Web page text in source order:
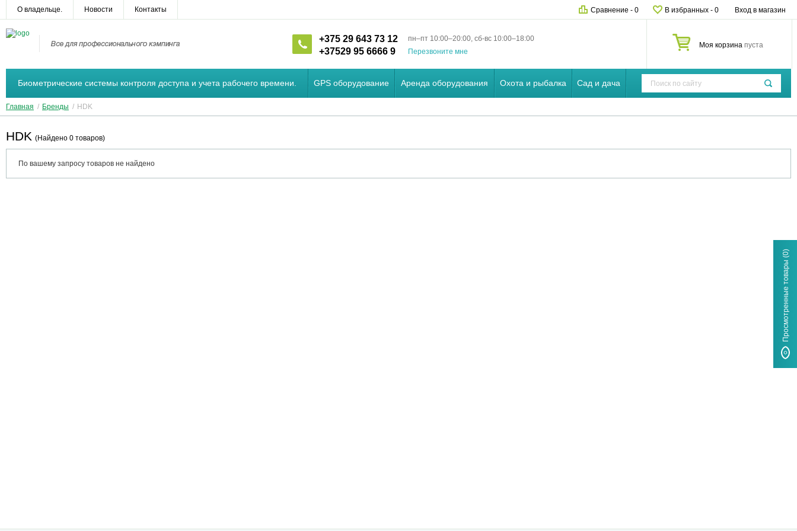
О владельце. Новости Контакты Сравнение - 0 В избранных - 0 Вход в магазин
+375 29 643 73 12
+37529 95 6666 9
пн–пт 10:00–20:00, сб-вс 10:00–18:00
Перезвоните мне
Моя корзина пуста
Биометрические системы контроля доступа и учета рабочего времени. GPS оборудование Аренда оборудования Охота и рыбалка Сад и дача
Главная / Бренды / HDK
HDK (Найдено 0 товаров)
По вашему запросу товаров не найдено
Просмотренные товары
(0)